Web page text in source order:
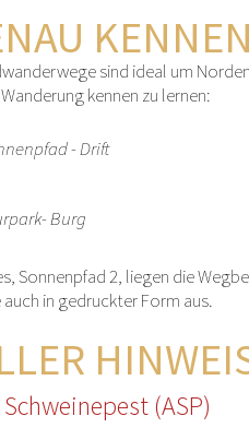
sind ideal um
kennen zu lernen:
- Drift
Burg
Sonnenpfad 2, liegen die
in gedruckter Form aus.
(ASP)